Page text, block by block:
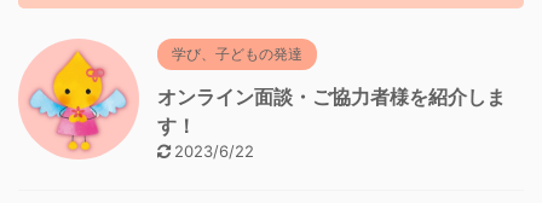
学び、子どもの発達
オンライン面談・ご協力者様を紹介しま
す！
2023/6/22